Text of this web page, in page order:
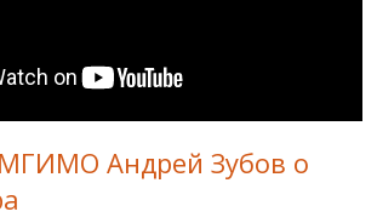
ВОЙНА
FIGHT FOR FREEDOM
Андрей Зубов о